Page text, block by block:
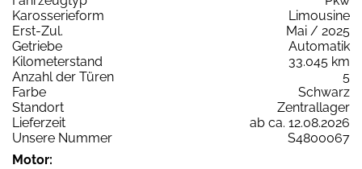
Karosserieform
Limousine
Erst-Zul.
Mai / 2025
Getriebe
Automatik
Kilometerstand
33.045 km
Anzahl der Türen
5
Farbe
Schwarz
Standort
Zentrallager
Lieferzeit
ab ca. 12.08.2026
Unsere Nummer
S4800067
Motor: